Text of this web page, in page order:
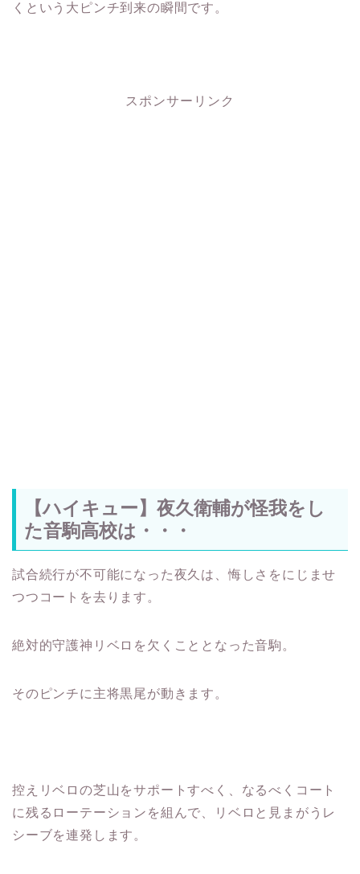
くという大ピンチ到来の瞬間です。
スポンサーリンク
【ハイキュー】夜久衛輔が怪我をし
た音駒高校は・・・
試合続行が不可能になった夜久は、悔しさをにじませ
つつコートを去ります。
絶対的守護神リベロを欠くこととなった音駒。
そのピンチに主将黒尾が動きます。
控えリベロの芝山をサポートすべく、なるべくコート
に残るローテーションを組んで、リベロと見まがうレ
シーブを連発します。